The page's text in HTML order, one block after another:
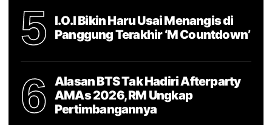
5
I.O.I Bikin Haru Usai Menangis di
Panggung Terakhir ‘M Countdown’
6
Alasan BTS Tak Hadiri Afterparty
AMAs 2026, RM Ungkap
Pertimbangannya